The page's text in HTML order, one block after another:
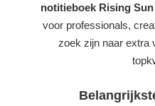
notitieboek Rising Sun
voor professionals,
zoek zijn naar extra